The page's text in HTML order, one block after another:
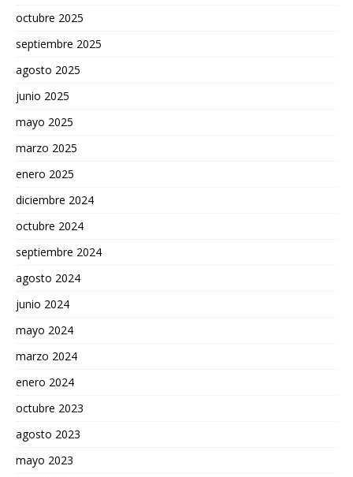
octubre 2025
septiembre 2025
agosto 2025
junio 2025
mayo 2025
marzo 2025
enero 2025
diciembre 2024
octubre 2024
septiembre 2024
agosto 2024
junio 2024
mayo 2024
marzo 2024
enero 2024
octubre 2023
agosto 2023
mayo 2023